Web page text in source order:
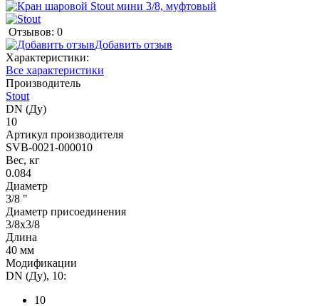
Отзывов: 0
Добавить отзыв
Характеристики:
Все характеристики
Производитель
Stout
DN (Ду)
10
Артикул производителя
SVB-0021-000010
Вес, кг
0.084
Диаметр
3/8 "
Диаметр присоединения
3/8x3/8
Длина
40 мм
Модификации
DN (Ду), 10:
10